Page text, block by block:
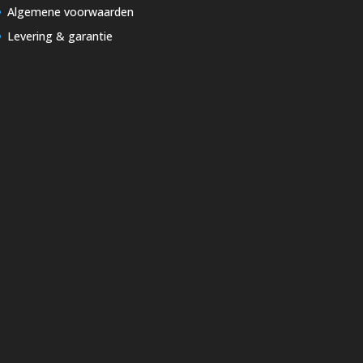
Algemene voorwaarden
Levering & garantie